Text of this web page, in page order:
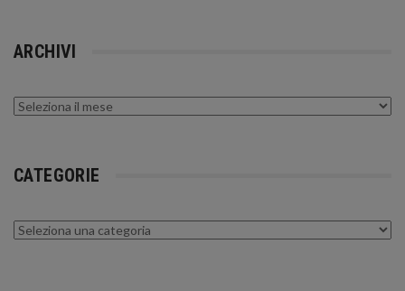
ARCHIVI
Archivi
CATEGORIE
Categorie